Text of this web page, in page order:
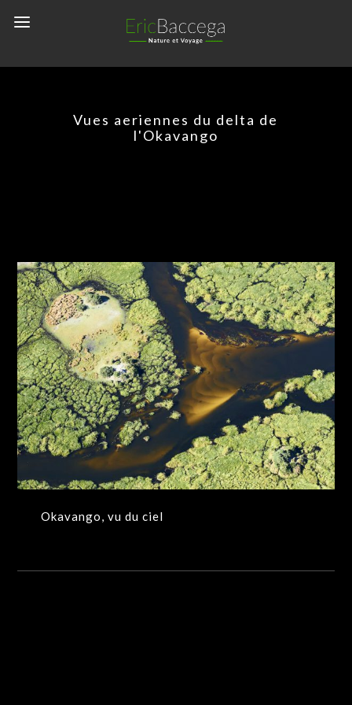
Vues aeriennes du delta de
l'Okavango
Okavango, vu du ciel
VUES AERIENNES DU DELTA DE L'OKAVANGO
Okavango, vu du ciel